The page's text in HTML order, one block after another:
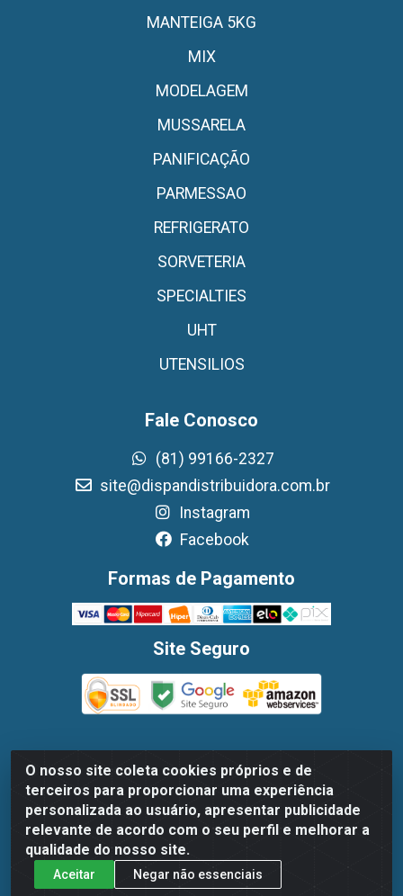
O nosso site coleta cookies próprios e de
terceiros para proporcionar uma experiência
personalizada ao usuário, apresentar publicidade
relevante de acordo com o seu perfil e melhorar a
qualidade do nosso site.
Aceitar
Negar não essenciais
MANTEIGA 5KG
MIX
MODELAGEM
MUSSARELA
PANIFICAÇÃO
PARMESSAO
REFRIGERATO
SORVETERIA
SPECIALTIES
UHT
UTENSILIOS
Fale Conosco
(81) 99166-2327
site@dispandistribuidora.com.br
Instagram
Facebook
Formas de Pagamento
Site Seguro
Dispan Distribuidora de Alimentos LTDA - Avenida
Marechal Mascarenhas De Moraes, 1048- Imbiribeira,
Recife/PE - CEP 51.170-000 - CNPJ 30.779.584/0003-78